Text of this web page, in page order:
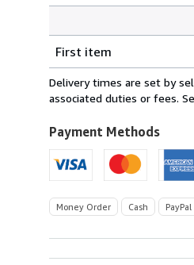
rates
from
Belgium
U.S.A.
First item
Delivery times are set by
associated duties or fees.
Payment Methods
Money Order Cash PayPal